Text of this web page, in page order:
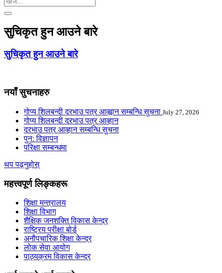
सुचिकृत हुन आउने बारे
सुचिकृत हुन आउने बारे
नयाँ सुचनाहरु
गोप्य शिलबन्दी दरभाउ पत्र आव्ह्वान सम्बन्धि सुचना July 27, 2026
गोप्य शिलबन्दी दरभाउ पत्र आव्हान
दरभाउ पत्र आव्हान सम्बन्धि सुचना
पुन: विज्ञापन
परिक्षा सम्बन्धमा
थप पढ्नुहोस्
महत्त्वपूर्ण लिङ्कहरू
शिक्षा मन्त्रालय
शिक्षा विभाग
शैक्षिक जनशक्ति विकास केन्द्र
राष्ट्रिय परीक्षा बोर्ड
अनौपचारिक शिक्षा केन्द्र
लोक सेवा आयोग
पाठ्यक्रम विकास केन्द्र